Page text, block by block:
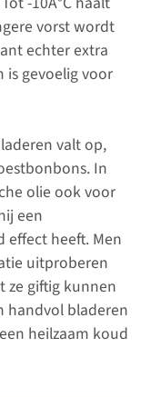
vorst wordt
echter extra
is gevoelig voor
valt op,
In
olie ook voor
een
effect heeft. Men
uitproberen
ze giftig kunnen
handvol bladeren
heilzaam koud